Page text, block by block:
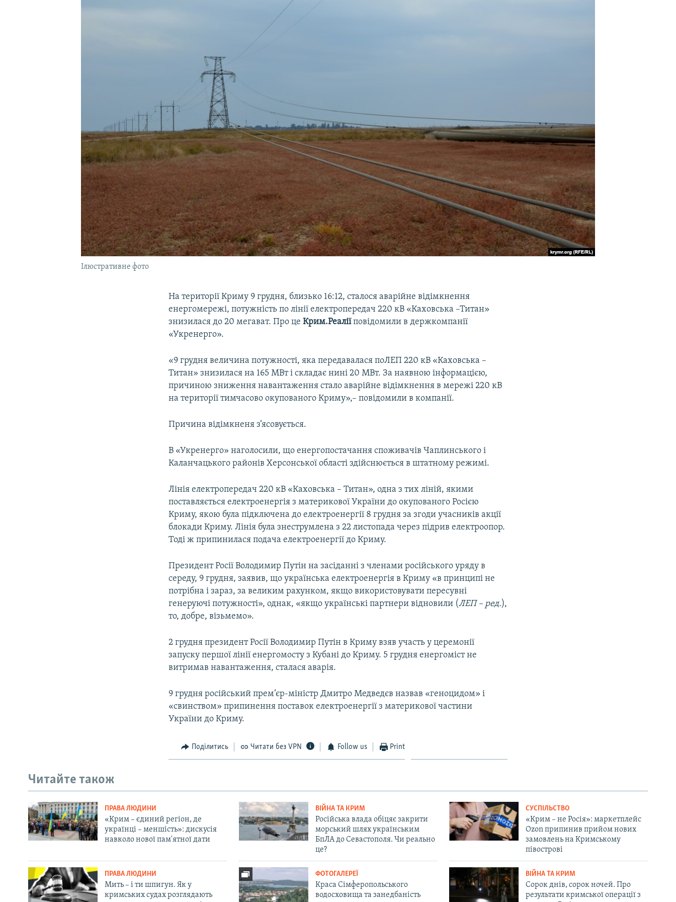
Ілюстративне фото
На території Криму 9 грудня, близько 16:12, сталося аварійне відімкнення
енергомережі, потужність по лінії електропередач 220 кВ «Каховська –Титан»
знизилася до 20 мегават. Про цеКрим.Реаліїповідомили в держкомпанії
«Укренерго».
«9 грудня величина потужності, яка передавалася поЛЕП 220 кВ «Каховська –
Титан» знизилася на 165 МВт і складає нині 20 МВт. За наявною інформацією,
причиною зниження навантаження стало аварійне відімкнення в мережі 220 кВ
на території тимчасово окупованого Криму»,– повідомили в компанії.
Причина відімкненя з‘ясовується.
В «Укренерго» наголосили, що енергопостачання споживачів Чаплинського і
Каланчацького районів Херсонської області здійснюється в штатному режимі.
Лінія електропередач 220 кВ «Каховська – Титан», одна з тих ліній, якими
поставляється електроенергія з материкової України до окупованого Росією
Криму, якою була підключена до електроенергії 8 грудня за згоди учасників акції
блокади Криму. Лінія була знеструмлена з 22 листопада через підрив електроопор.
Тоді ж припинилася подача електроенергії до Криму.
Президент Росії Володимир Путін на засіданні з членами російського уряду в
середу, 9 грудня, заявив, що українська електроенергія в Криму «в принципі не
потрібна і зараз, за великим рахунком, якщо використовувати пересувні
генеруючі потужності», однак, «якщо українські партнери відновили (ЛЕП – ред.),
то, добре, візьмемо».
2 грудня президент Росії Володимир Путін в Криму взяв участь у церемонії
запуску першої лінії енергомосту з Кубані до Криму. 5 грудня енергоміст не
витримав навантаження, сталася аварія.
9 грудня російський прем‘єр-міністр Дмитро Медведєв назвав «геноцидом» і
«свинством» припинення поставок електроенергії з материкової частини
України до Криму.
Поділитись Читати без VPN Follow us Print
Читайте також
ПРАВА ЛЮДИНИ
«Крим – єдиний регіон, де
українці – меншість»: дискусія
навколо нової пам'ятної дати
ВІЙНА ТА КРИМ
Російська влада обіцяє закрити
морський шлях українським
БпЛА до Севастополя. Чи реально
це?
СУСПІЛЬСТВО
«Крим – не Росія»: маркетплейс
Ozon припинив прийом нових
замовлень на Кримському
півострові
ПРАВА ЛЮДИНИ
Мить – і ти шпигун. Як у
кримських судах розглядають
ФОТОГАЛЕРЕЇ
Краса Сімферопольського
водосховища та занедбаність
ВІЙНА ТА КРИМ
Сорок днів, сорок ночей. Про
результати кримської операції з